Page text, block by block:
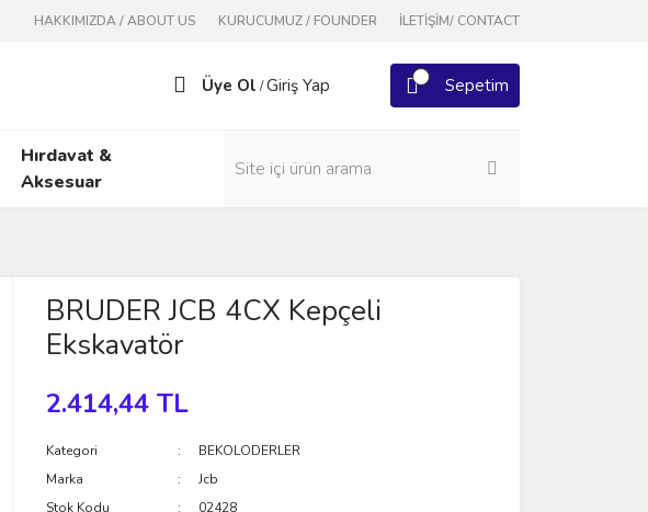
HAKKIMIZDA / ABOUT US KURUCUMUZ / FOUNDER İLETİŞİM/ CONTACT
Üye Ol /Giriş Yap Sepetim
Hırdavat &
Aksesuar
BRUDER JCB 4CX Kepçeli
Ekskavatör
2.414,44 TL
Kategori
BEKOLODERLER
Marka
Jcb
Stok Kodu
02428